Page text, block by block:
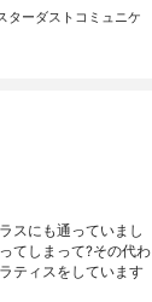
ーダストコミュニケ
スにも通っていまし
てしまって?その代わ
ティスをしています